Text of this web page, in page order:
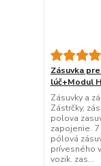
Zásuvka
lúč+Modul
Zásuvky a
Zástrčky,
polova
zapojenie. 7
pólová
prívesného
vozik. zas...